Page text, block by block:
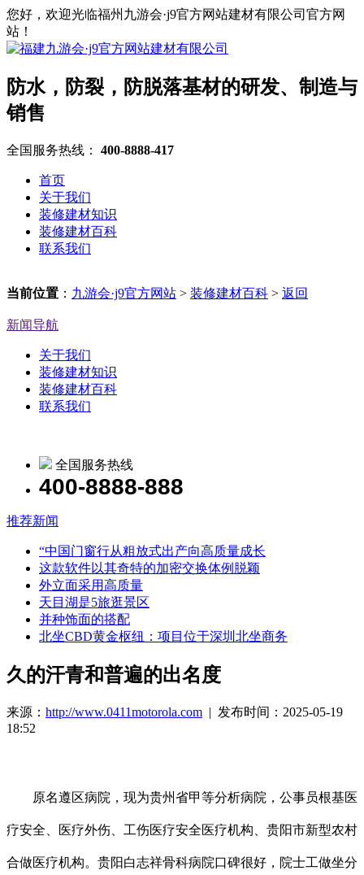
您好，欢迎光临福州九游会·j9官方网站建材有限公司官方网
站！
防水，防裂，防脱落基材的研发、制造与
销售
全国服务热线： 400-8888-417
首页
关于我们
装修建材知识
装修建材百科
联系我们
当前位置 ： 九游会·j9官方网站 > 装修建材百科 > 返回
新闻导航
关于我们
装修建材知识
装修建材百科
联系我们
全国服务热线
400-8888-888
推荐新闻
“中国门窗行从粗放式出产向高质量成长
这款软件以其奇特的加密交换体例脱颖
外立面采用高质量
天目湖是5旅逛景区
并种饰面的搭配
北坐CBD黄金枢纽：项目位于深圳北坐商务
久的汗青和普遍的出名度
来源： http://www.0411motorola.com | 发布时间：2025-05-19
18:52
原名遵区病院，现为贵州省甲等分析病院，公事员根基医
疗安全、医疗外伤、工伤医疗安全医疗机构、贵阳市新型农村
合做医疗机构。贵阳白志祥骨科病院口碑很好，院士工做坐分